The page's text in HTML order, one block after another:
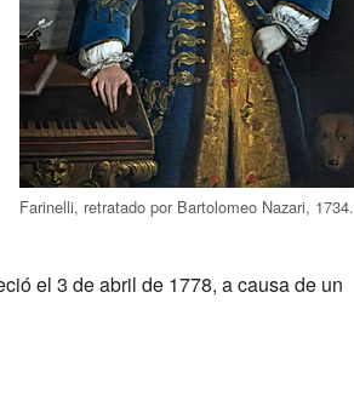
Farinelli, retratado por Bartolomeo Nazari, 1734.
el 3 de abril de 1778, a causa de un